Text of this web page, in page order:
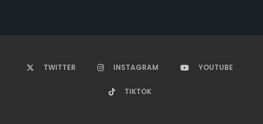
TWITTER INSTAGRAM YOUTUBE
TIKTOK